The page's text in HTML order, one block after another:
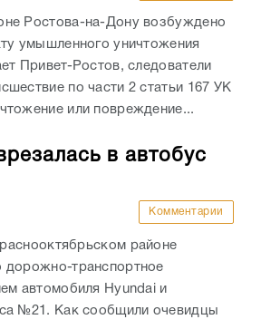
Ростова-на-Дону возбуждено
умышленного уничтожения
Привет-Ростов, следователи
по части 2 статьи 167 УК
или повреждение...
в автобус
Комментарии
районе
дорожно-транспортное
автомобиля Hyundai и
№21. Как сообщили очевидцы